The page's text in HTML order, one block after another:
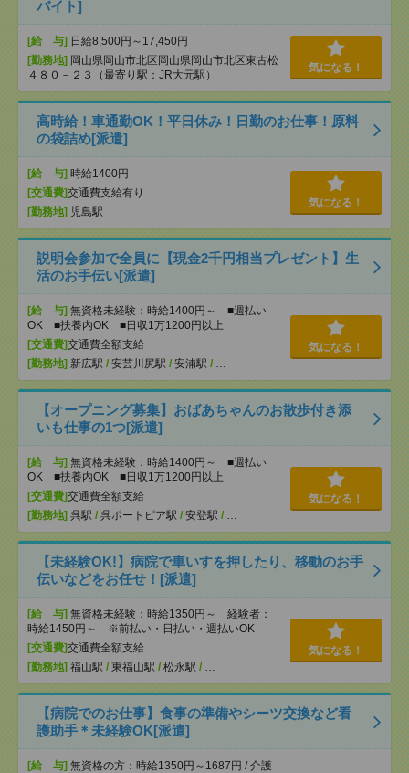
バイト]
[給 与] 日給8,500円～17,450円
[勤務地] 岡山県岡山市北区岡山県岡山市北区東古松
４８０－２３（最寄り駅：JR大元駅）
気になる！
高時給！車通勤OK！平日休み！日勤のお仕事！原料
の袋詰め[派遣]
[給 与] 時給1400円
[交通費]交通費支給有り
[勤務地] 児島駅
気になる！
説明会参加で全員に【現金2千円相当プレゼント】生
活のお手伝い[派遣]
[給 与] 無資格未経験：時給1400円～ ■週払い
OK ■扶養内OK ■日収1万1200円以上
[交通費]交通費全額支給
[勤務地] 新広駅 / 安芸川尻駅 / 安浦駅 / …
気になる！
【オープニング募集】おばあちゃんのお散歩付き添
いも仕事の1つ[派遣]
[給 与] 無資格未経験：時給1400円～ ■週払い
OK ■扶養内OK ■日収1万1200円以上
[交通費]交通費全額支給
[勤務地] 呉駅 / 呉ポートピア駅 / 安登駅 / …
気になる！
【未経験OK!】病院で車いすを押したり、移動のお手
伝いなどをお任せ！[派遣]
[給 与] 無資格未経験：時給1350円～ 経験者：
時給1450円～ ※前払い・日払い・週払いOK
[交通費]交通費全額支給
[勤務地] 福山駅 / 東福山駅 / 松永駅 / …
気になる！
【病院でのお仕事】食事の準備やシーツ交換など看
護助手＊未経験OK[派遣]
[給 与] 無資格の方：時給1350円～1687円 / 介護